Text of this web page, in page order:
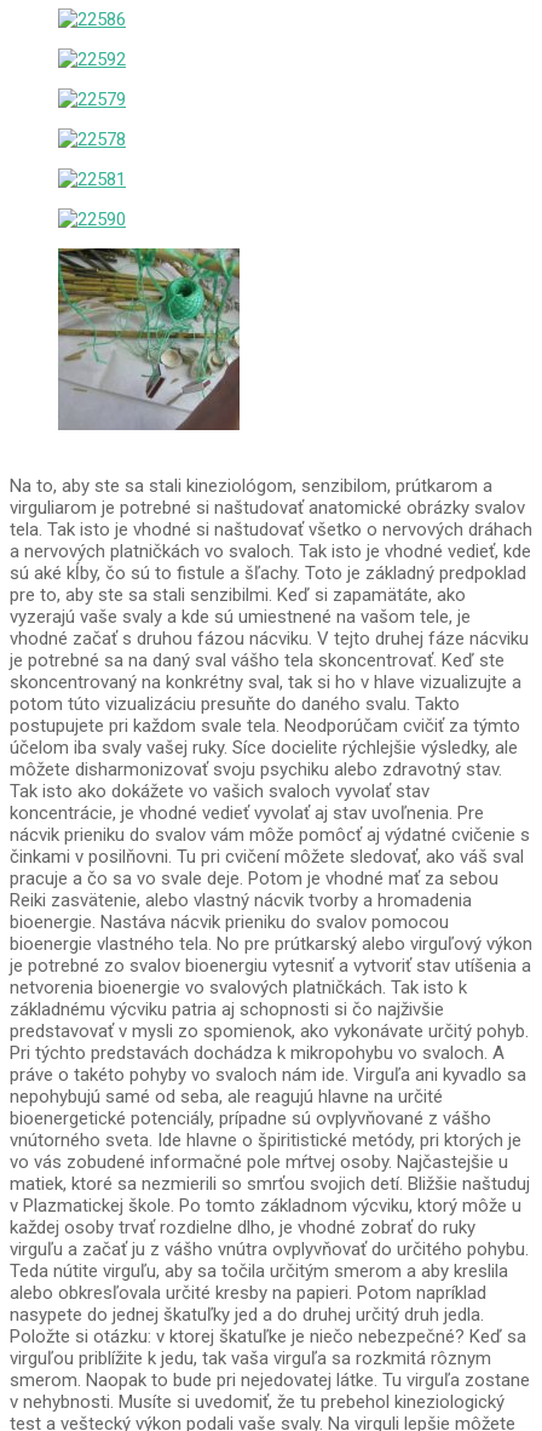
Na to, aby ste sa stali kineziológom, senzibilom, prútkarom a
virguliarom je potrebné si naštudovať anatomické obrázky svalov
tela. Tak isto je vhodné si naštudovať všetko o nervových dráhach
a nervových platničkách vo svaloch. Tak isto je vhodné vedieť, kde
sú aké kĺby, čo sú to fistule a šľachy. Toto je základný predpoklad
pre to, aby ste sa stali senzibilmi. Keď si zapamätáte, ako
vyzerajú vaše svaly a kde sú umiestnené na vašom tele, je
vhodné začať s druhou fázou nácviku. V tejto druhej fáze nácviku
je potrebné sa na daný sval vášho tela skoncentrovať. Keď ste
skoncentrovaný na konkrétny sval, tak si ho v hlave vizualizujte a
potom túto vizualizáciu presuňte do daného svalu. Takto
postupujete pri každom svale tela. Neodporúčam cvičiť za týmto
účelom iba svaly vašej ruky. Síce docielite rýchlejšie výsledky, ale
môžete disharmonizovať svoju psychiku alebo zdravotný stav.
Tak isto ako dokážete vo vašich svaloch vyvolať stav
koncentrácie, je vhodné vedieť vyvolať aj stav uvoľnenia. Pre
nácvik prieniku do svalov vám môže pomôcť aj výdatné cvičenie s
činkami v posilňovni. Tu pri cvičení môžete sledovať, ako váš sval
pracuje a čo sa vo svale deje. Potom je vhodné mať za sebou
Reiki zasvätenie, alebo vlastný nácvik tvorby a hromadenia
bioenergie. Nastáva nácvik prieniku do svalov pomocou
bioenergie vlastného tela. No pre prútkarský alebo virguľový výkon
je potrebné zo svalov bioenergiu vytesniť a vytvoriť stav utíšenia a
netvorenia bioenergie vo svalových platničkách. Tak isto k
základnému výcviku patria aj schopnosti si čo najživšie
predstavovať v mysli zo spomienok, ako vykonávate určitý pohyb.
Pri týchto predstavách dochádza k mikropohybu vo svaloch. A
práve o takéto pohyby vo svaloch nám ide. Virguľa ani kyvadlo sa
nepohybujú samé od seba, ale reagujú hlavne na určité
bioenergetické potenciály, prípadne sú ovplyvňované z vášho
vnútorného sveta. Ide hlavne o špiritistické metódy, pri ktorých je
vo vás zobudené informačné pole mŕtvej osoby. Najčastejšie u
matiek, ktoré sa nezmierili so smrťou svojich detí. Bližšie naštuduj
v Plazmatickej škole. Po tomto základnom výcviku, ktorý môže u
každej osoby trvať rozdielne dlho, je vhodné zobrať do ruky
virguľu a začať ju z vášho vnútra ovplyvňovať do určitého pohybu.
Teda nútite virguľu, aby sa točila určitým smerom a aby kreslila
alebo obkresľovala určité kresby na papieri. Potom napríklad
nasypete do jednej škatuľky jed a do druhej určitý druh jedla.
Položte si otázku: v ktorej škatuľke je niečo nebezpečné? Keď sa
virguľou priblížite k jedu, tak vaša virguľa sa rozkmitá rôznym
smerom. Naopak to bude pri nejedovatej látke. Tu virguľa zostane
v nehybnosti. Musíte si uvedomiť, že tu prebehol kineziologický
test a veštecký výkon podali vaše svaly. Na virguli lepšie môžete